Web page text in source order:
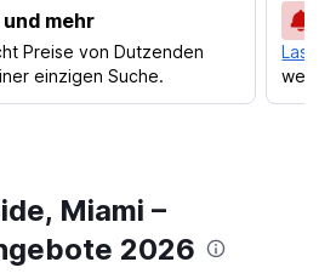
mehr
Preise von Dutzenden
einzigen Suche.
Lass
Miami –
2026